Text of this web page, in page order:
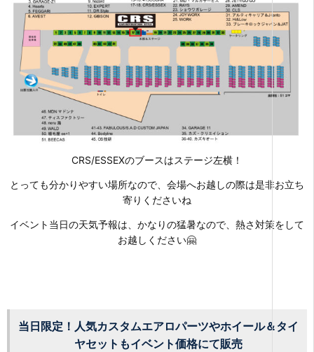
CRS/ESSEXのブースはステージ左横！
とっても分かりやすい場所なので、会場へお越しの際は是非お立ち
寄りくださいね
イベント当日の天気予報は、かなりの猛暑なので、熱さ対策をして
お越しください🤗
当日限定！人気カスタムエアロパーツやホイール＆タイ
ヤセットもイベント価格にて販売